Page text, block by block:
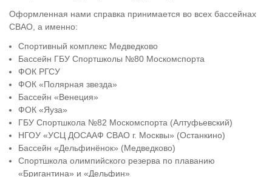
Оформленная нами справка принимается во всех бассейнах
СВАО, а именно:
Спортивный комплекс Медведково
Бассейн ГБУ Спортшколы №80 Москомспорта
ФОК РГСУ
ФОК «Полярная звезда»
Бассейн «Венеция»
ФОК «Яуза»
ГБУ Спортшкола №82 Москомспорта (Алтуфьевский)
НГОУ «УСЦ ДОСААФ СВАО г. Москвы» (Останкино)
Бассейн «Дельфинёнок» (Медведково)
Спортшкола олимпийского резерва по плаванию
«Бригантина» и «Дельфин»